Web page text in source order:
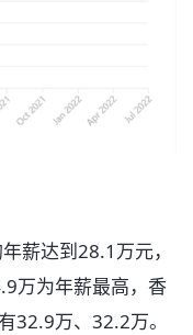
薪达到28.1万元，
万为年薪最高，香
32.9万、32.2万。